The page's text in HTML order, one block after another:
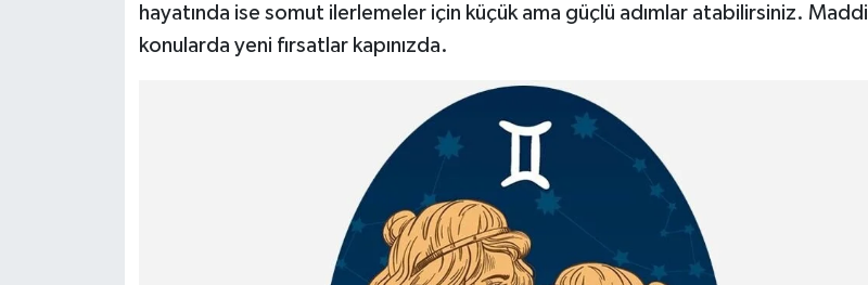
hayatında ise somut ilerlemeler için küçük ama güçlü adımlar atabilirsiniz. Maddi
konularda yeni fırsatlar kapınızda.